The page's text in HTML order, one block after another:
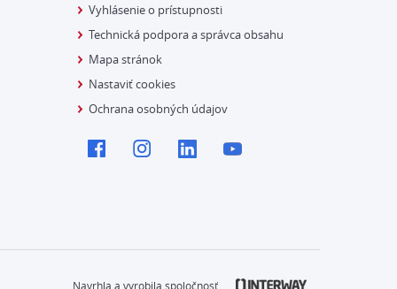
Vyhlásenie o prístupnosti
Technická podpora a správca obsahu
Mapa stránok
Nastaviť cookies
Ochrana osobných údajov
Navrhla a vyrobila spoločnosť